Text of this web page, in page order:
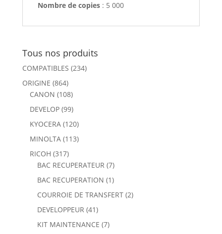
Nombre de copies: 5 000
Tous nos produits
COMPATIBLES (234)
ORIGINE (864)
CANON (108)
DEVELOP (99)
KYOCERA (120)
MINOLTA (113)
RICOH (317)
BAC RECUPERATEUR (7)
BAC RECUPERATION (1)
COURROIE DE TRANSFERT (2)
DEVELOPPEUR (41)
KIT MAINTENANCE (7)